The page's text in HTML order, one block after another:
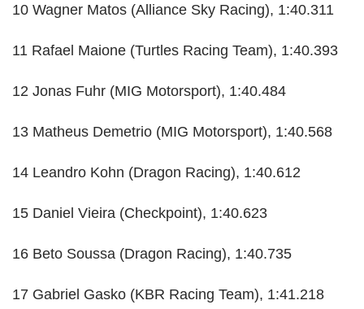
10 Wagner Matos (Alliance Sky Racing), 1:40.311
11 Rafael Maione (Turtles Racing Team), 1:40.393
12 Jonas Fuhr (MIG Motorsport), 1:40.484
13 Matheus Demetrio (MIG Motorsport), 1:40.568
14 Leandro Kohn (Dragon Racing), 1:40.612
15 Daniel Vieira (Checkpoint), 1:40.623
16 Beto Soussa (Dragon Racing), 1:40.735
17 Gabriel Gasko (KBR Racing Team), 1:41.218